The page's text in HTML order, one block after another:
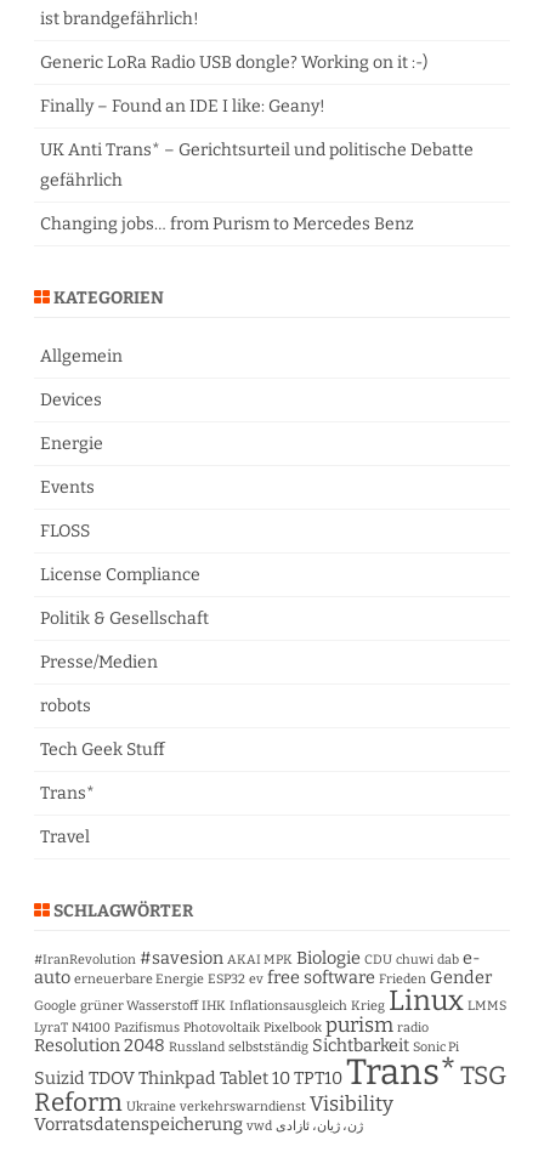
ist brandgefährlich!
Generic LoRa Radio USB dongle? Working on it :-)
Finally – Found an IDE I like: Geany!
UK Anti Trans* – Gerichtsurteil und politische Debatte
gefährlich
Changing jobs… from Purism to Mercedes Benz
KATEGORIEN
Allgemein
Devices
Energie
Events
FLOSS
License Compliance
Politik & Gesellschaft
Presse/Medien
robots
Tech Geek Stuff
Trans*
Travel
SCHLAGWÖRTER
#IranRevolution #savesion AKAI MPK Biologie CDU chuwi dab e-
auto erneuerbare Energie ESP32 ev free software Frieden Gender
Google grüner Wasserstoff IHK Inflationsausgleich Krieg Linux LMMS
LyraT N4100 Pazifismus Photovoltaik Pixelbook purism radio
Resolution 2048 Russland selbstständig Sichtbarkeit Sonic Pi
Suizid TDOVThinkpad Tablet 10TPT10Trans* TSG
Reform Ukraine verkehrswarndienst Visibility
Vorratsdatenspeicherung vwd ژن، ژیان، ئازادی